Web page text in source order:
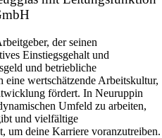
der seinen
Einstiegsgehalt und
und betriebliche
eine wertschätzende Arbeitskultur,
fördert. In Neuruppin
Umfeld zu arbeiten,
und vielfältige
um deine Karriere voranzutreiben.